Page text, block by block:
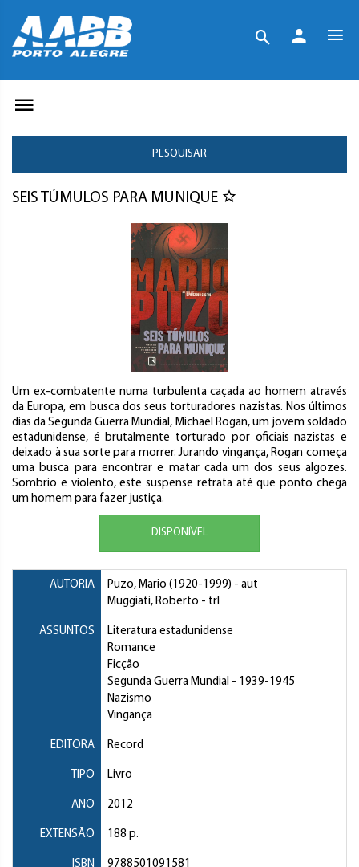
PESQUISAR
SEIS TÚMULOS PARA MUNIQUE
Um ex-combatente numa turbulenta caçada ao homem através
da Europa, em busca dos seus torturadores nazistas. Nos últimos
dias da Segunda Guerra Mundial, Michael Rogan, um jovem soldado
estadunidense, é brutalmente torturado por oficiais nazistas e
deixado à sua sorte para morrer. Jurando vingança, Rogan começa
uma busca para encontrar e matar cada um dos seus algozes.
Sombrio e violento, este suspense retrata até que ponto chega
um homem para fazer justiça.
DISPONÍVEL
AUTORIA Puzo, Mario (1920-1999) - aut
Muggiati, Roberto - trl
ASSUNTOS
Literatura estadunidense
Romance
Ficção
Segunda Guerra Mundial - 1939-1945
Nazismo
Vingança
EDITORA Record
TIPO Livro
ANO 2012
EXTENSÃO 188 p.
ISBN 9788501091581